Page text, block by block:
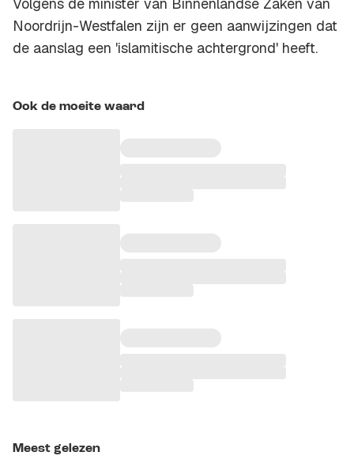
Volgens de minister van Binnenlandse Zaken van
Noordrijn-Westfalen zijn er geen aanwijzingen dat
de aanslag een 'islamitische achtergrond' heeft.
Ook de moeite waard
Meest gelezen